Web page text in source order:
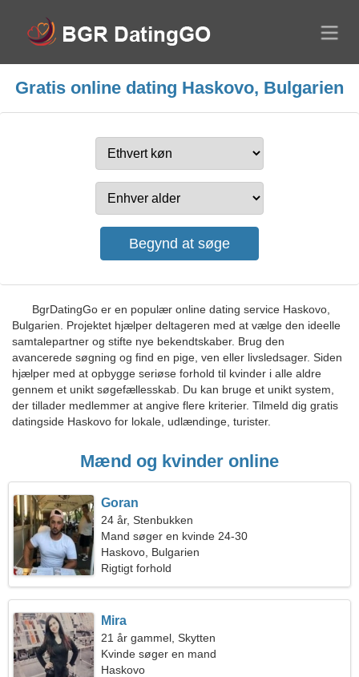
Gratis online dating Haskovo, Bulgarien
BgrDatingGo er en populær online dating service Haskovo,
Bulgarien. Projektet hjælper deltageren med at vælge den ideelle
samtalepartner og stifte nye bekendtskaber. Brug den
avancerede søgning og find en pige, ven eller livsledsager. Siden
hjælper med at opbygge seriøse forhold til kvinder i alle aldre
gennem et unikt søgefællesskab. Du kan bruge et unikt system,
der tillader medlemmer at angive flere kriterier. Tilmeld dig gratis
datingside Haskovo for lokale, udlændinge, turister.
Mænd og kvinder online
Goran
24 år, Stenbukken
Mand søger en kvinde 24-30
Haskovo, Bulgarien
Rigtigt forhold
Mira
21 år gammel, Skytten
Kvinde søger en mand
Haskovo